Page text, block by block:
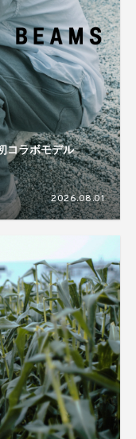
コラボモデル
2026.08.01